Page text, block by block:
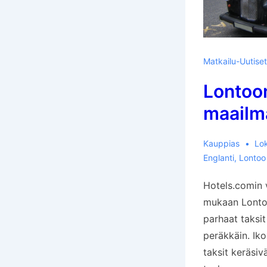
Matkailu-Uutiset
Kauppias
Englanti, Lontoo
Hotels.comin
mukaan
parhaat
peräkkäin.
taksit